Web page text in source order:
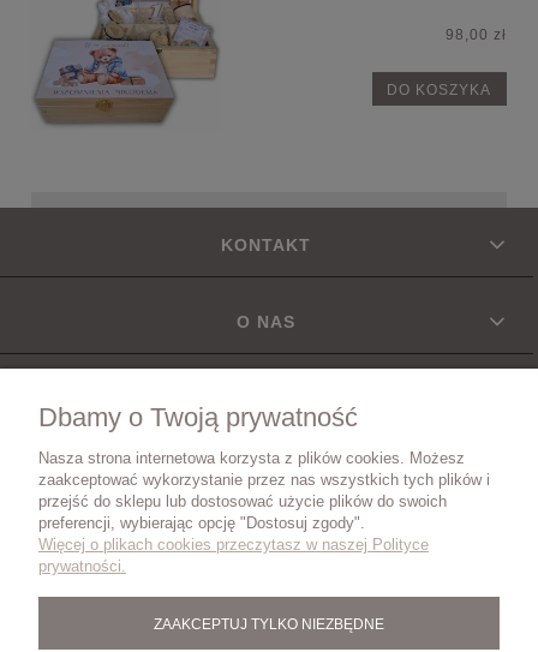
98,00 zł
DO KOSZYKA
KONTAKT
O NAS
DOSTAWA
ZWROTY I REKLAMACJE
BLOG
Dbamy o Twoją prywatność
Nasza strona internetowa korzysta z plików cookies. Możesz
zaakceptować wykorzystanie przez nas wszystkich tych plików i
przejść do sklepu lub dostosować użycie plików do swoich
preferencji, wybierając opcję "Dostosuj zgody".
Więcej o plikach cookies przeczytasz w naszej Polityce
prywatności.
ZAAKCEPTUJ TYLKO NIEZBĘDNE